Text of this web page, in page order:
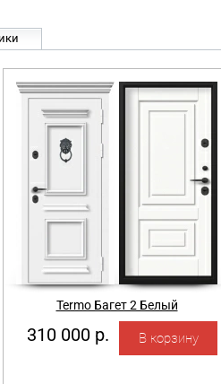
Termo Багет 2 Белый
310 000 р.